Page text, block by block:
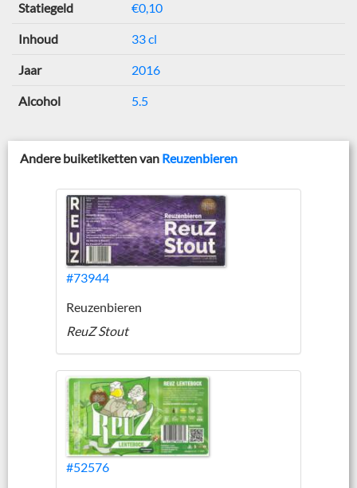
Statiegeld €0,10
Inhoud 33 cl
Jaar 2016
Alcohol 5.5
Andere buiketiketten van Reuzenbieren
#73944
Reuzenbieren
ReuZ Stout
#52576